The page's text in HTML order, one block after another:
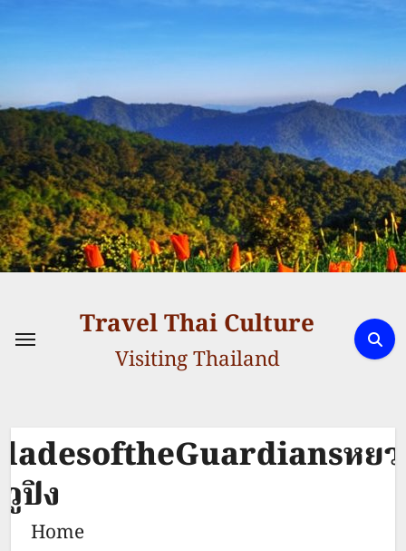
content
Travel Thai Culture
Visiting Thailand
หย
ปิง
Home